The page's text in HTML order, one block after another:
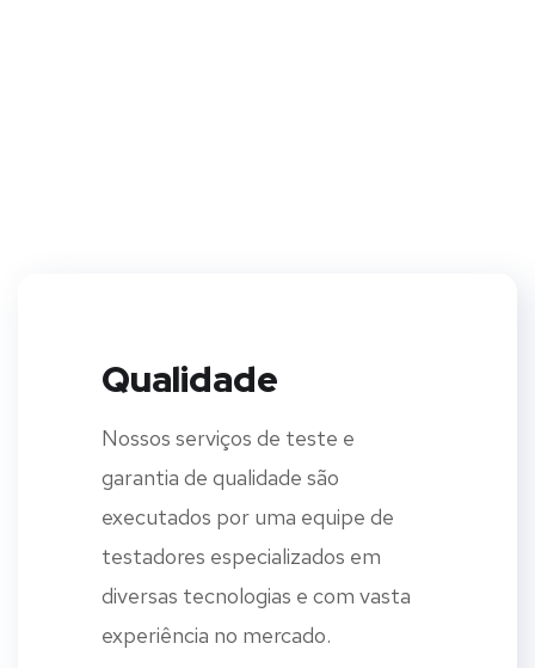
Qualidade
Nossos serviços de teste e
garantia de qualidade são
executados por uma equipe de
testadores especializados em
diversas tecnologias e com vasta
experiência no mercado.